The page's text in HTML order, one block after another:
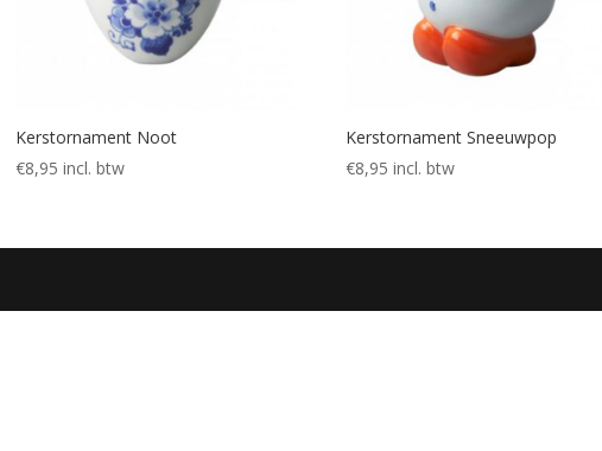
Kerstornament Noot
€8,95 incl. btw
Kerstornament Sneeuwpop
€8,95 incl. btw